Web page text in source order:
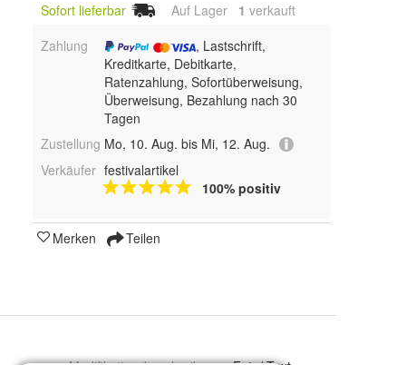
Sofort lieferbar Auf Lager 1 verkauft
Zahlung
, Lastschrift,
Kreditkarte, Debitkarte,
Ratenzahlung, Sofortüberweisung,
Überweisung, Bezahlung nach 30
Tagen
Zustellung Mo, 10. Aug. bis Mi, 12. Aug.
Verkäufer festivalartikel
100% positiv
Merken Teilen